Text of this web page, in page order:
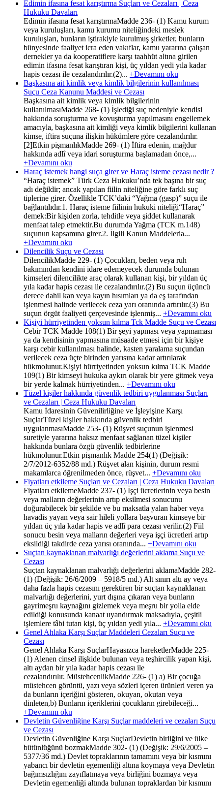
Edimin ifasına fesat karıştırma Suçları ve Cezaları | Ceza
Hukuku Davaları
Edimin ifasına fesat karıştırmaMadde 236- (1) Kamu kurum
veya kuruluşları, kamu kurumu niteliğindeki meslek
kuruluşları, bunların iştirakiyle kurulmuş şirketler, bunların
bünyesinde faaliyet icra eden vakıflar, kamu yararına çalışan
dernekler ya da kooperatiflere karşı taahhüt altına girilen
edimin ifasına fesat karıştıran kişi, üç yıldan yedi yıla kadar
hapis cezası ile cezalandırılır.(2)... +Devamını oku
Başkasına ait kimlik veya kimlik bilgilerinin kullanılması
Suçu Ceza Kanunu Maddesi ve Cezası
Başkasına ait kimlik veya kimlik bilgilerinin
kullanılmasıMadde 268- (1) İşlediği suç nedeniyle kendisi
hakkında soruşturma ve kovuşturma yapılmasını engellemek
amacıyla, başkasına ait kimliği veya kimlik bilgilerini kullanan
kimse, iftira suçuna ilişkin hükümlere göre cezalandırılır.
[2]Etkin pişmanlıkMadde 269- (1) İftira edenin, mağdur
hakkında adlî veya idari soruşturma başlamadan önce,...
+Devamını oku
Haraç istemek hangi suça girer ve Haraç isteme cezası nedir ?
“Haraç istemek” Türk Ceza Hukuku’nda tek başına bir suç
adı değildir; ancak yapılan fiilin niteliğine göre farklı suç
tiplerine girer. Özellikle TCK’daki “Yağma (gasp)” suçu ile
bağlantılıdır.1. Haraç isteme fiilinin hukuki niteliği“Haraç”
demek:Bir kişiden zorla, tehditle veya şiddet kullanarak
menfaat talep etmektir.Bu durumda Yağma (TCK m.148)
suçunun kapsamına girer.2. İlgili Kanun Maddeleria...
+Devamını oku
Dilencilik Suçu ve Cezası
DilencilikMadde 229- (1) Çocukları, beden veya ruh
bakımından kendini idare edemeyecek durumda bulunan
kimseleri dilencilikte araç olarak kullanan kişi, bir yıldan üç
yıla kadar hapis cezası ile cezalandırılır.(2) Bu suçun üçüncü
derece dahil kan veya kayın hısımları ya da eş tarafından
işlenmesi halinde verilecek ceza yarı oranında artırılır.(3) Bu
suçun örgüt faaliyeti çerçevesinde işlenmiş... +Devamını oku
Kişiyi hürriyetinden yoksun kılma Tck Madde Suçu ve Cezası
Cebir TCK Madde 108(1) Bir şeyi yapması veya yapmaması
ya da kendisinin yapmasına müsaade etmesi için bir kişiye
karşı cebir kullanılması halinde, kasten yaralama suçundan
verilecek ceza üçte birinden yarısına kadar artırılarak
hükmolunur.Kişiyi hürriyetinden yoksun kılma TCK Madde
109(1) Bir kimseyi hukuka aykırı olarak bir yere gitmek veya
bir yerde kalmak hürriyetinden... +Devamını oku
Tüzel kişiler hakkında güvenlik tedbiri uygulanması Suçları
ve Cezaları | Ceza Hukuku Davaları
Kamu İdaresinin Güvenilirliğine ve İşleyişine Karşı
SuçlarTüzel kişiler hakkında güvenlik tedbiri
uygulanmasıMadde 253- (1) Rüşvet suçunun işlenmesi
suretiyle yararına haksız menfaat sağlanan tüzel kişiler
hakkında bunlara özgü güvenlik tedbirlerine
hükmolunur.Etkin pişmanlık Madde 254(1) (Değişik:
2/7/2012-6352/88 md.) Rüşvet alan kişinin, durum resmi
makamlarca öğrenilmeden önce, rüşvet... +Devamını oku
Fiyatları etkileme Suçları ve Cezaları | Ceza Hukuku Davaları
Fiyatları etkilemeMadde 237- (1) İşçi ücretlerinin veya besin
veya malların değerlerinin artıp eksilmesi sonucunu
doğurabilecek bir şekilde ve bu maksatla yalan haber veya
havadis yayan veya sair hileli yollara başvuran kimseye bir
yıldan üç yıla kadar hapis ve adlî para cezası verilir.(2) Fiil
sonucu besin veya malların değerleri veya işçi ücretleri artıp
eksildiği takdirde ceza yarısı oranında... +Devamını oku
Suçtan kaynaklanan malvarlığı değerlerini aklama Suçu ve
Cezası
Suçtan kaynaklanan malvarlığı değerlerini aklamaMadde 282-
(1) (Değişik: 26/6/2009 – 5918/5 md.) Alt sınırı altı ay veya
daha fazla hapis cezasını gerektiren bir suçtan kaynaklanan
malvarlığı değerlerini, yurt dışına çıkaran veya bunların
gayrimeşru kaynağını gizlemek veya meşru bir yolla elde
edildiği konusunda kanaat uyandırmak maksadıyla, çeşitli
işlemlere tâbi tutan kişi, üç yıldan yedi yıla... +Devamını oku
Genel Ahlaka Karşı Suçlar Maddeleri Cezaları Suçu ve
Cezası
Genel Ahlaka Karşı SuçlarHayasızca hareketlerMadde 225-
(1) Alenen cinsel ilişkide bulunan veya teşhircilik yapan kişi,
altı aydan bir yıla kadar hapis cezası ile
cezalandırılır. MüstehcenlikMadde 226- (1) a) Bir çocuğa
müstehcen görüntü, yazı veya sözleri içeren ürünleri veren ya
da bunların içeriğini gösteren, okuyan, okutan veya
dinleten,b) Bunların içeriklerini çocukların girebileceği...
+Devamını oku
Devletin Güvenliğine Karşı Suçlar maddeleri ve cezaları Suçu
ve Cezası
Devletin Güvenliğine Karşı SuçlarDevletin birliğini ve ülke
bütünlüğünü bozmakMadde 302- (1) (Değişik: 29/6/2005 –
5377/36 md.) Devlet topraklarının tamamını veya bir kısmını
yabancı bir devletin egemenliği altına koymaya veya Devletin
bağımsızlığını zayıflatmaya veya birliğini bozmaya veya
Devletin egemenliği altında bulunan topraklardan bir kısmını